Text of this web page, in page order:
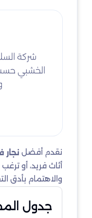
شركة
الخشبي
نقدم أفضل نجار
أثاث فريد، أو
والاهتمام بأدق
جدول